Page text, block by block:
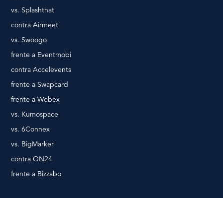
vs. Splashthat
contra Airmeet
vs. Swoogo
frente a Eventmobi
contra Accelevents
frente a Swapcard
frente a Webex
vs. Kumospace
vs. 6Connex
vs. BigMarker
contra ON24
frente a Bizzabo